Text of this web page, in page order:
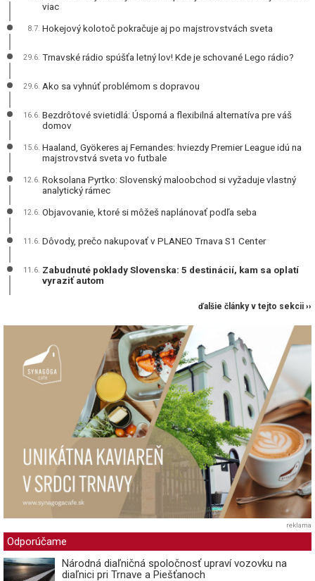
viac
8.7. Hokejový kolotoč pokračuje aj po majstrovstvách sveta
29.6. Trnavské rádio spúšťa letný lov! Kde je schované Lego rádio?
29.6. Ako sa vyhnúť problémom s dopravou
16.6. Bezdrôtové svietidlá: Úsporná a flexibilná alternatíva pre váš
domov
15.6. Haaland, Gyökeres aj Fernandes: hviezdy Premier League idú na
majstrovstvá sveta vo futbale
12.6. Roksolana Pyrtko: Slovenský maloobchod si vyžaduje vlastný
analytický rámec
12.6. Objavovanie, ktoré si môžeš naplánovať podľa seba
11.6. Dôvody, prečo nakupovať v PLANEO Trnava S1 Center
11.6. Zabudnuté poklady Slovenska: 5 destinácií, kam sa oplatí
vyraziť autom
ďalšie články v tejto sekcii ››
reklama
Odporúčame
Národná diaľničná spoločnosť upraví vozovku na
diaľnici pri Trnave a Piešťanoch